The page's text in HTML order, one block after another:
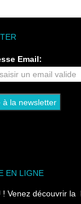
Email:
EN LIGNE
! Venez découvrir la